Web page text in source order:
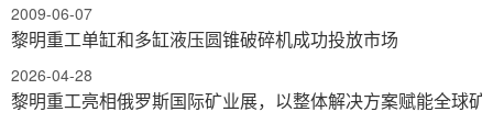
2009-06-07
黎明重工单缸和多缸液压圆锥破碎机成功投放市场
2026-04-28
黎明重工亮相俄罗斯国际矿业展，以整体解决方案赋能全球矿